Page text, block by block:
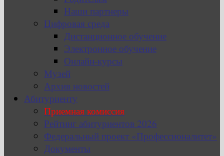
Наши партнеры
Цифровая среда
Дистанционное обучение
Электронное обучение
Онлайн-курсы
Музей
Архив новостей
Абитуриенту
Приемная комиссия
Рейтинг абитуриентов 2026
Федеральный проект «Профессионалитет»
Документы